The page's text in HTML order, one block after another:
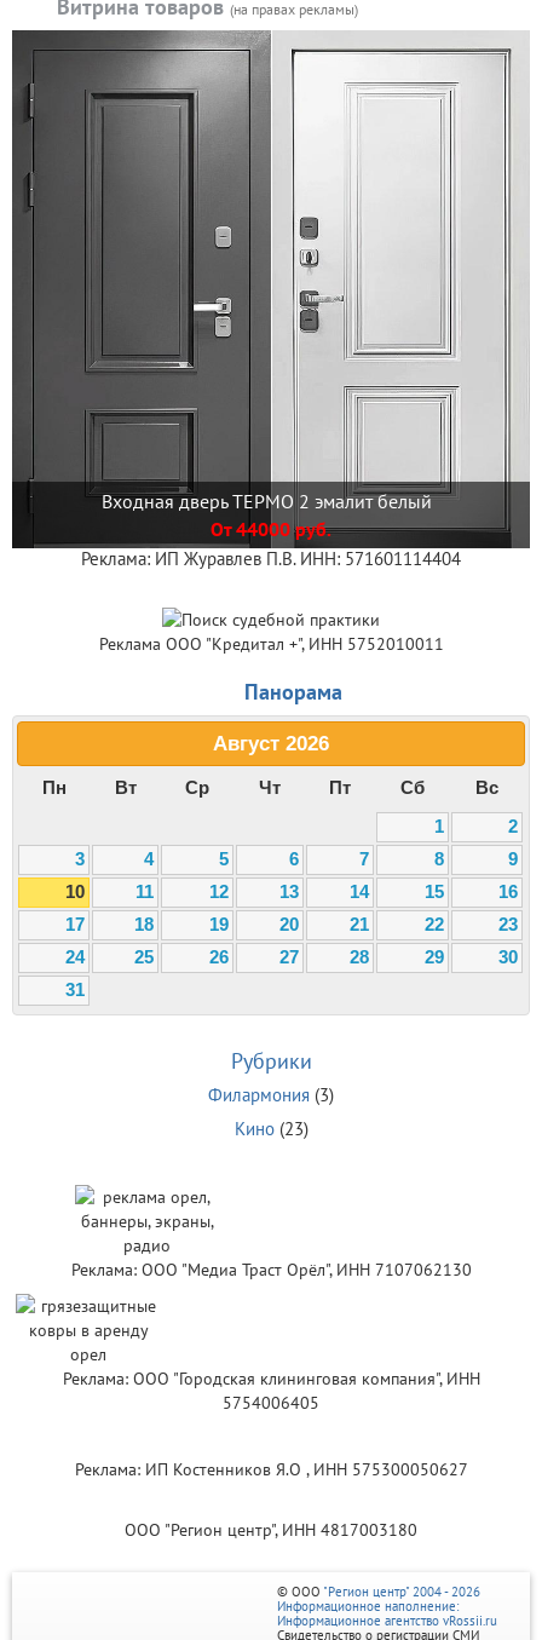
Витрина товаров (на правах рекламы)
Входная дверь ТЕРМО 2 эмалит белый
От 44000 руб.
Реклама: ИП Журавлев П.В. ИНН: 571601114404
Реклама ООО "Кредитал +", ИНН 5752010011
Панорама
Август 2026
Пн Вт Ср Чт Пт Сб
Вс
1
2
3
4 5 6 7 8
9
10
11 12 13 14 15
16
17
18 19 20 21 22
23
24
25 26 27 28 29
30
31
Рубрики
Филармония (3)
Кино(23)
Реклама: ООО "Медиа Траст Орёл", ИНН 7107062130
Реклама: ООО "Городская клининговая компания", ИНН
5754006405
Реклама: ИП Костенников Я.О , ИНН 575300050627
ООО "Регион центр", ИНН 4817003180
© ООО "Регион центр" 2004 - 2026
Информационное наполнение:
Информационное агентство vRossii.ru
Свидетельство о регистрации СМИ